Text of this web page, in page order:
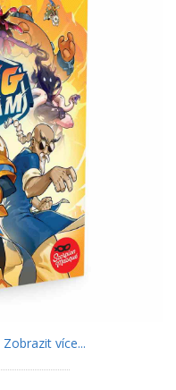
Zobrazit více...